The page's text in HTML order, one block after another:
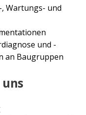
Wartungs- und
und -
an Baugruppen